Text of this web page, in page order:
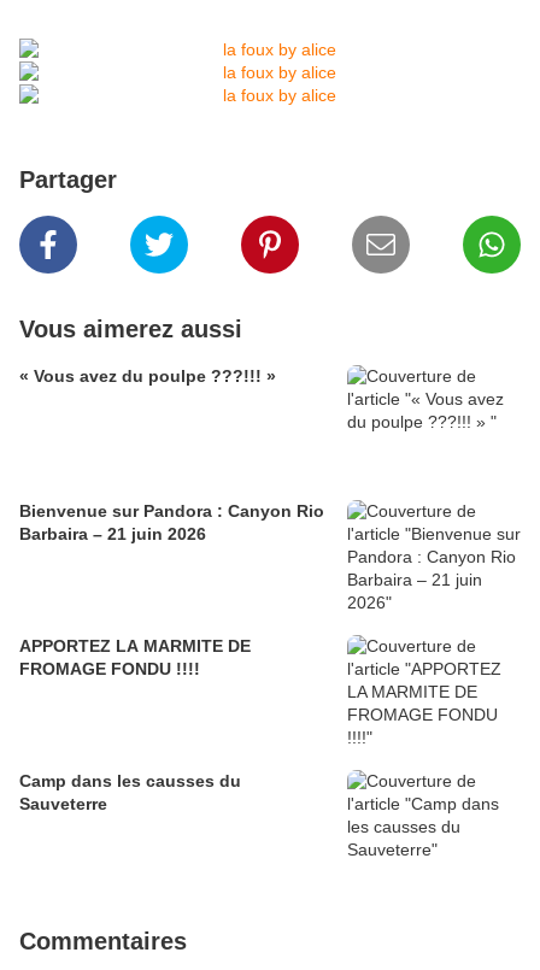
Partager
Vous aimerez aussi
« Vous avez du poulpe ???!!! »
Bienvenue sur Pandora : Canyon Rio
Barbaira – 21 juin 2026
APPORTEZ LA MARMITE DE
FROMAGE FONDU !!!!
Camp dans les causses du
Sauveterre
Commentaires